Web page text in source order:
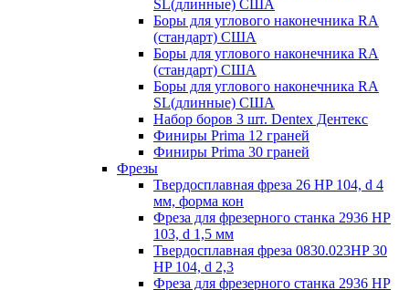
SL(длинные) CША
Боры для углового наконечника RA
(стандарт) США
Боры для углового наконечника RA
(стандарт) США
Боры для углового наконечника RA
SL(длинные) CША
Набор боров 3 шт. Dentex Дентекс
Финиры Prima 12 граней
Финиры Prima 30 граней
Фрезы
Твердосплавная фреза 26 HP 104, d 4
мм, форма кон
Фреза для фрезерного станка 2936 HP
103, d 1,5 мм
Твердосплавная фреза 0830.023HP 30
HP 104, d 2,3
Фреза для фрезерного станка 2936 HP